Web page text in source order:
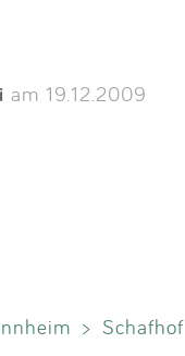
am 19.12.2009
> Schafhof